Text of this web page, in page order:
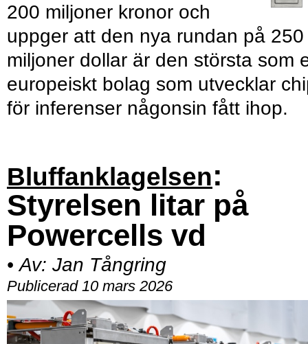
200 miljoner kronor och
uppger att den nya rundan på 250
miljoner dollar är den största som
europeiskt bolag som utvecklar
för inferenser någonsin fått ihop.
Bluffanklagelsen:
Styrelsen litar på
Powercells vd
• Av: Jan Tångring
Publicerad 10 mars 2026